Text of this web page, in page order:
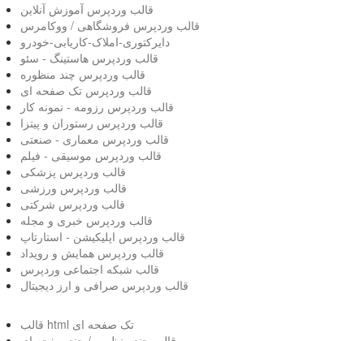
قالب وردپرس آموزش آنلاین
قالب وردپرس فروشگاهی / ووکامرس
دایرکتوری-املاک-کاریابی-خودرو
قالب وردپرس هاستینگ - سئو
قالب وردپرس چند منظوره
قالب وردپرس تک صفحه ای
قالب وردپرس رزومه - نمونه کار
قالب وردپرس رستوران و پیتزا
قالب وردپرس معماری - صنعتی
قالب وردپرس موسیقی - فیلم
قالب وردپرس پزشکی
قالب وردپرس ورزشی
قالب وردپرس شرکتی
قالب وردپرس خبری و مجله
قالب وردپرس اپلیکیشن - استارتاپ
قالب وردپرس همایش و رویداد
قالب شبکه اجتماعی وردپرس
قالب وردپرس صرافی و ارز دیجیتال
قالب html تک صفحه ای